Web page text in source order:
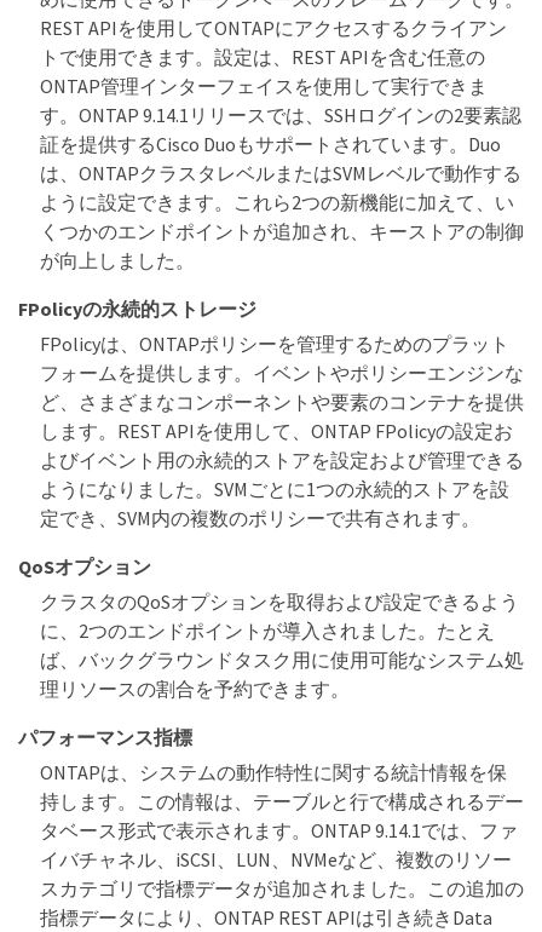
REST APIを使用してONTAPにアクセスするクライアン
トで使用できます。設定は、REST APIを含む任意の
ONTAP管理インターフェイスを使用して実行できま
す。ONTAP 9.14.1リリースでは、SSHログインの2要素認
証を提供するCisco Duoもサポートされています。Duo
は、ONTAPクラスタレベルまたはSVMレベルで動作する
ように設定できます。これら2つの新機能に加えて、い
くつかのエンドポイントが追加され、キーストアの制御
が向上しました。
FPolicyの永続的ストレージ
FPolicyは、ONTAPポリシーを管理するためのプラット
フォームを提供します。イベントやポリシーエンジンな
ど、さまざまなコンポーネントや要素のコンテナを提供
します。REST APIを使用して、ONTAP FPolicyの設定お
よびイベント用の永続的ストアを設定および管理できる
ようになりました。SVMごとに1つの永続的ストアを設
定でき、SVM内の複数のポリシーで共有されます。
QoSオプション
クラスタのQoSオプションを取得および設定できるよう
に、2つのエンドポイントが導入されました。たとえ
ば、バックグラウンドタスク用に使用可能なシステム処
理リソースの割合を予約できます。
パフォーマンス指標
ONTAPは、システムの動作特性に関する統計情報を保
持します。この情報は、テーブルと行で構成されるデー
タベース形式で表示されます。ONTAP 9.14.1では、ファ
イバチャネル、iSCSI、LUN、NVMeなど、複数のリソー
スカテゴリで指標データが追加されました。この追加の
指標データにより、ONTAP REST APIは引き続きData